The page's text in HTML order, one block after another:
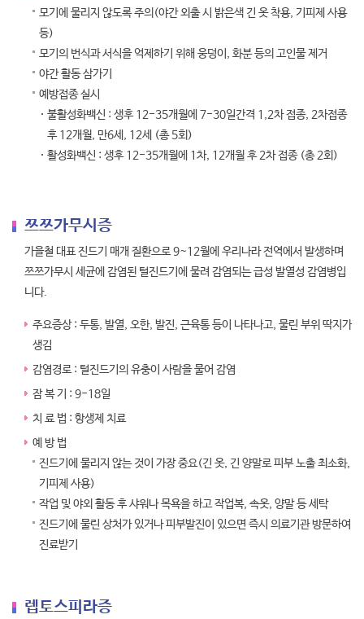
모기에 물리지 않도록 주의(야간 외출 시 밝은색 긴 옷 착용, 기피제 사용
등)
모기의 번식과 서식을 억제하기 위해 웅덩이, 화분 등의 고인물 제거
야간 활동 삼가기
예방접종 실시
불활성화백신 : 생후 12-35개월에 7-30일간격 1,2차 접종, 2차접종
후 12개월, 만6세, 12세 (총 5회)
활성화백신 : 생후 12-35개월에 1차, 12개월 후 2차 접종 (총 2회)
쯔쯔가무시증
가을철 대표 진드기 매개 질환으로 9~12월에 우리나라 전역에서 발생하며
쯔쯔가무시 세균에 감염된 털진드기에 물려 감염되는 급성 발열성 감염병입
니다.
주요증상 : 두통, 발열, 오한, 발진, 근육통 등이 나타나고, 물린 부위 딱지가
생김
감염경로 : 털진드기의 유충이 사람을 물어 감염
잠 복 기 : 9-18일
치 료 법 : 항생제 치료
예 방 법
진드기에 물리지 않는 것이 가장 중요(긴 옷, 긴 양말로 피부 노출 최소화,
기피제 사용)
작업 및 야외 활동 후 샤워나 목욕을 하고 작업복, 속옷, 양말 등 세탁
진드기에 물린 상처가 있거나 피부발진이 있으면 즉시 의료기관 방문하여
진료받기
렙토스피라증